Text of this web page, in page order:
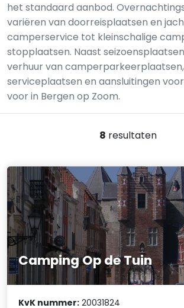
het standaard aanbod.
variëren van doorreis­plaatsen en
camperservice tot kleinschalige
stopplaatsen. Naast
verhuur van camperparkeerplaatsen,
serviceplaatsen en aansluitingen
voor in Bergen op Zoom.
8 resultaten
Camping Op de Tuin
KvK nummer: 20031824